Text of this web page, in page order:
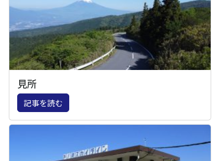
見所
記事を読む